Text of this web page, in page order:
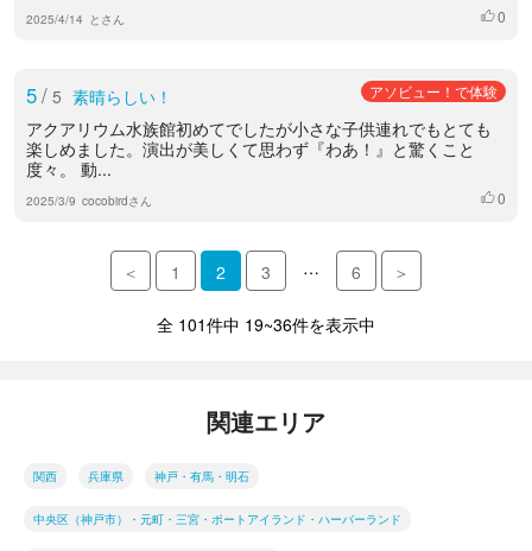
2025/4/14 とさん いいね
0
5/ 5 素晴らしい！ アソビュー！で体験
アクアリウム水族館初めてでしたが小さな子供連れでもとても
楽しめました。演出が美しくて思わず『わあ！』と驚くこと
度々。 動...
2025/3/9 cocobirdさん いいね
0
＜ 1 2 3 … 6 ＞
全 101件中 19~36件を表示中
関連エリア
関西 兵庫県 神戸・有馬・明石
中央区（神戸市）・元町・三宮・ポートアイランド・ハーバーランド